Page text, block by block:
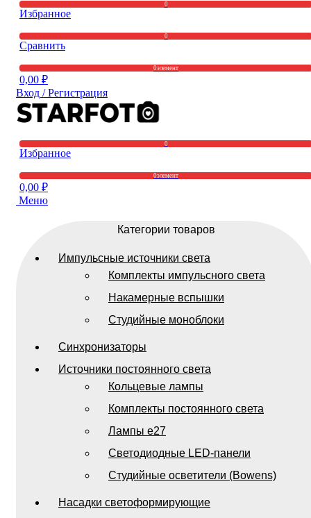
0
Избранное
0
Сравнить
0элемент
0,00 ₽
Вход / Регистрация
0
Избранное
0элемент
0,00 ₽
Меню
Категории товаров
Импульсные источники света
Комплекты импульсного света
Накамерные вспышки
Студийные моноблоки
Синхронизаторы
Источники постоянного света
Кольцевые лампы
Комплекты постоянного света
Лампы e27
Светодиодные LED-панели
Студийные осветители (Bowens)
Насадки светоформирующие